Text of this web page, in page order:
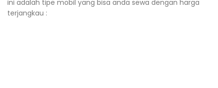
ini adalah tipe mobil yang bisa anda sewa dengan harga
terjangkau :